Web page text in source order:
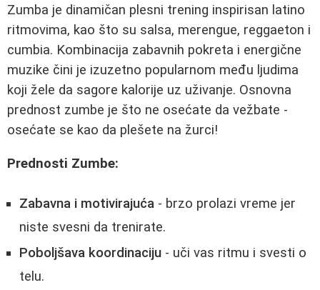
Zumba je dinamičan plesni trening inspirisan latino
ritmovima, kao što su salsa, merengue, reggaeton i
cumbia. Kombinacija zabavnih pokreta i energične
muzike čini je izuzetno popularnom među ljudima
koji žele da sagore kalorije uz uživanje. Osnovna
prednost zumbe je što ne osećate da vežbate -
osećate se kao da plešete na žurci!
Prednosti Zumbe:
Zabavna i motivirajuća - brzo prolazi vreme jer
niste svesni da trenirate.
Poboljšava koordinaciju - uči vas ritmu i svesti o
telu.